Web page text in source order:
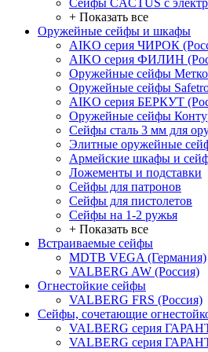
Сейфы CACTUS с
+ Показать все
Оружейные сейфы и шкафы
AIKO серия ЧИРОК
AIKO серия ФИЛИН
Оружейные сейфы
Оружейные сейфы
AIKO серия БЕРКУТ
Оружейные сейфы
Сейфы сталь 3 мм для
Элитные оружейные
Армейские шкафы и
Ложементы и подставки
Сейфы для патронов
Сейфы для пистолетов
Сейфы на 1-2 ружья
+ Показать все
Встраиваемые сейфы
MDTB VEGA (Германия)
VALBERG AW (Россия)
Огнестойкие сейфы
VALBERG FRS (Россия)
Сейфы, сочетающие
VALBERG серия
VALBERG серия